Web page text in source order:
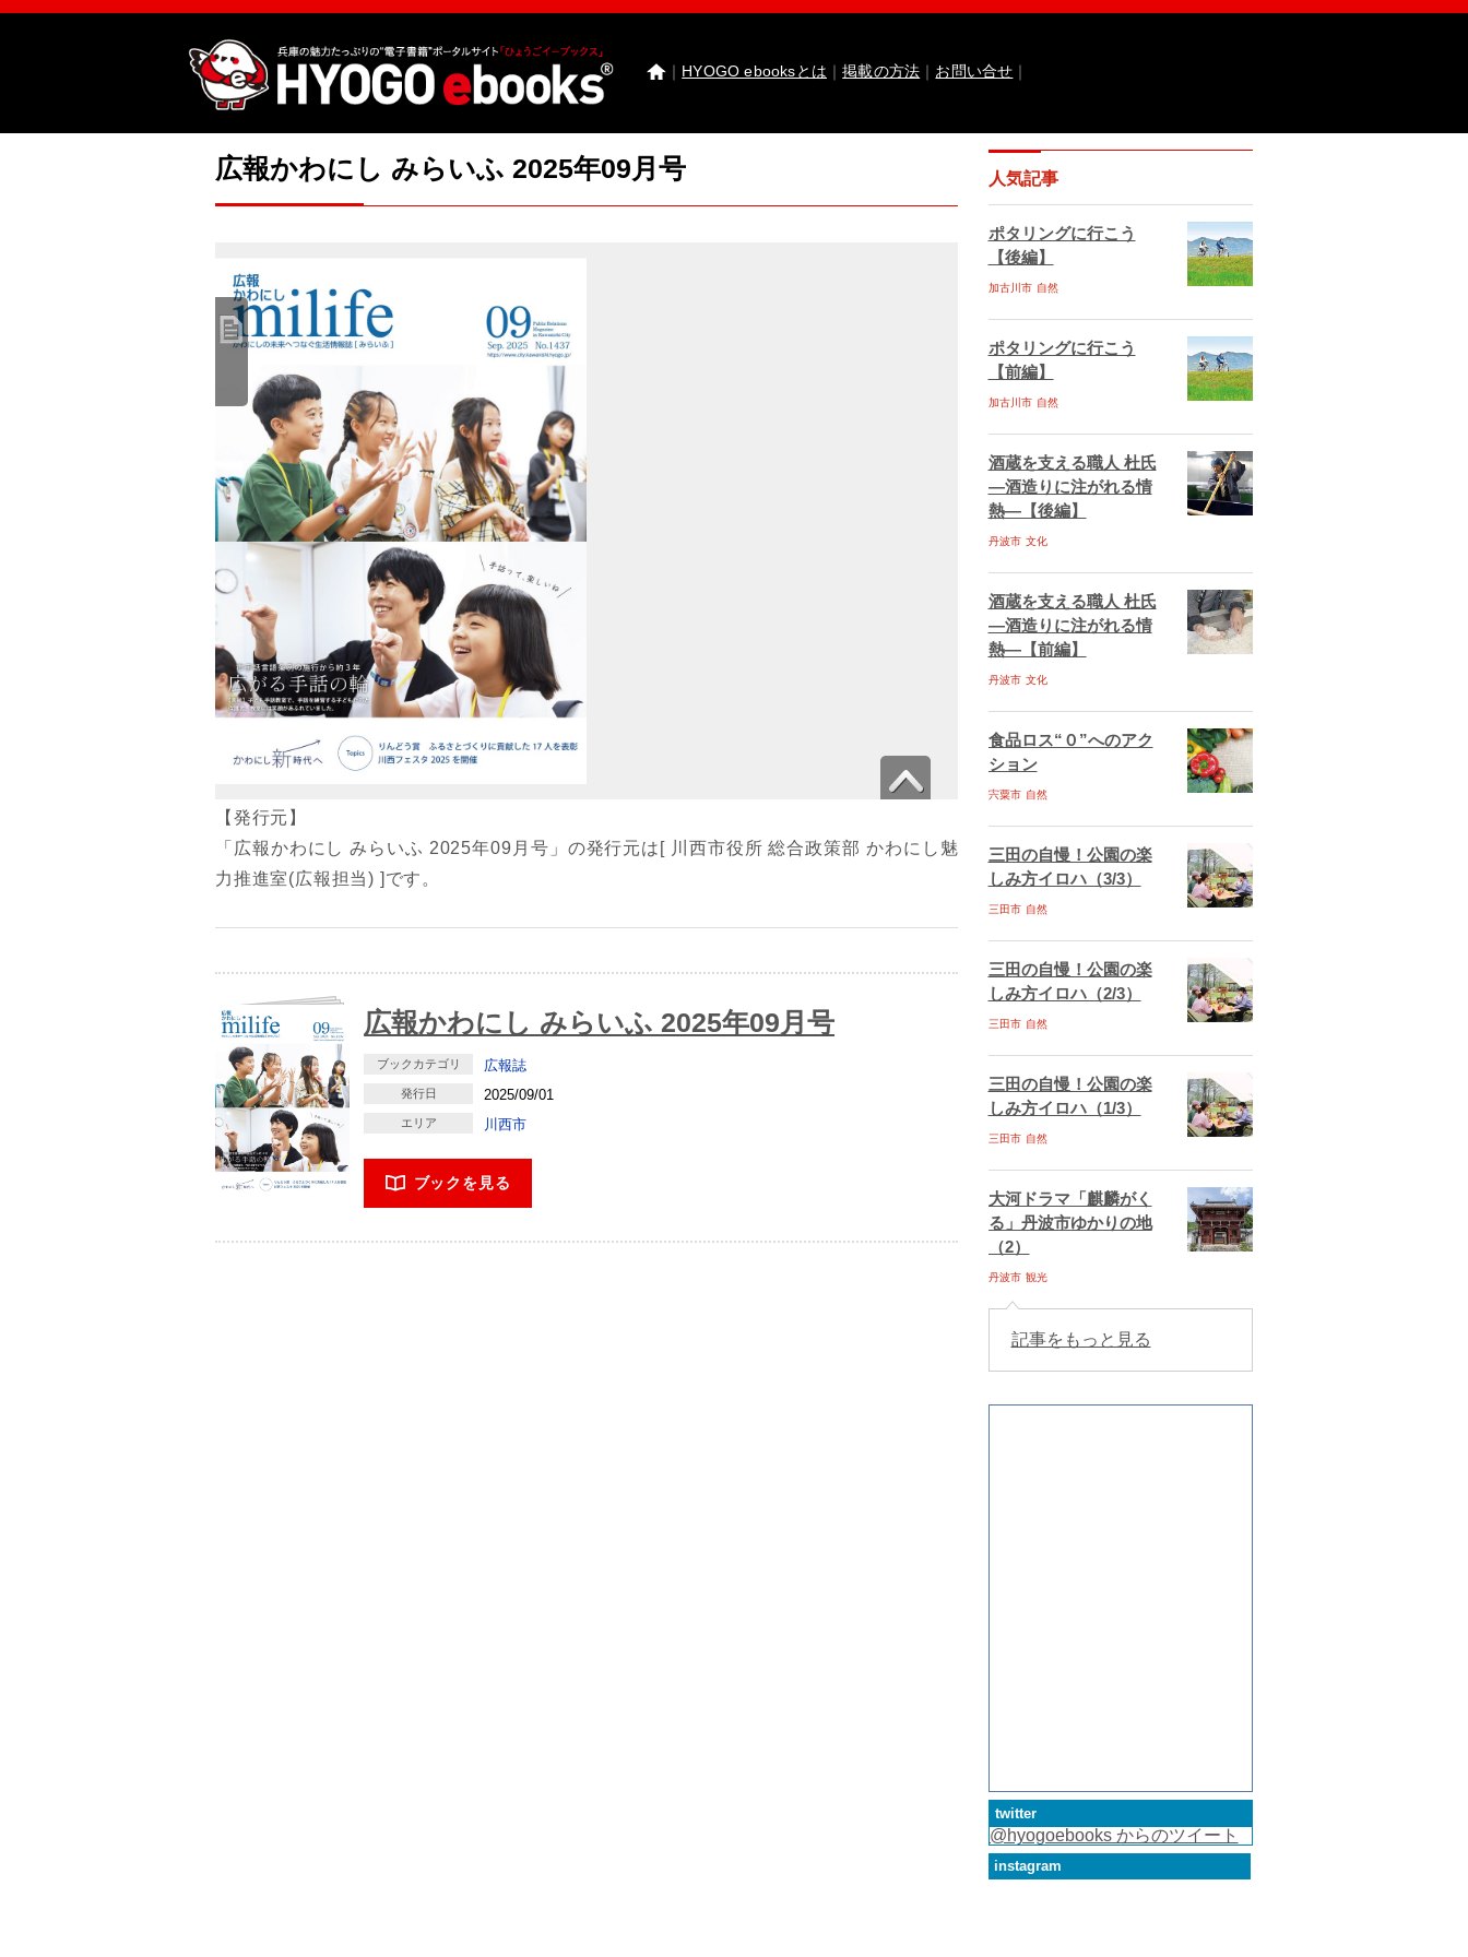
｜ HYOGO ebooksとは ｜掲載の方法 ｜ お問い合せ ｜
わたしたちのまち北播磨がもっと好きになる なるほどっ！山田錦
園田学園女子大学 園田学園女子大学短期大学部 国際交流センター
神戸市ebooks
神戸市垂水区ebooks丹波市ebooks
福崎町ebooks
多可町ebooks佐用町ebooks
西脇市ebooks
加東市ebooks川西市ebooks
宍粟市ebooks
相生市ebooks稲美町ebooks
イベント情報イベント情報掲載のお申し込み
よくある質問サイトマップ
お問い合せ
セキュリティポリシー
広報かわにし みらいふ 2025年09月号
【発行元】
「広報かわにし みらいふ 2025年09月号」の発行元は[ 川西市役所 総合政策部 かわにし魅
力推進室(広報担当) ]です。
広報かわにし みらいふ 2025年09月号
ブックカテゴリ 広報誌
発行日 2025/09/01
エリア 川西市
ブックを見る
人気記事
ポタリングに行こう
【後編】
加古川市 自然
ポタリングに行こう
【前編】
加古川市 自然
酒蔵を支える職人 杜氏
―酒造りに注がれる情
熱―【後編】
丹波市 文化
酒蔵を支える職人 杜氏
―酒造りに注がれる情
熱―【前編】
丹波市 文化
食品ロス“０”へのアク
ション
宍粟市 自然
三田の自慢！公園の楽
しみ方イロハ（3/3）
三田市 自然
三田の自慢！公園の楽
しみ方イロハ（2/3）
三田市 自然
三田の自慢！公園の楽
しみ方イロハ（1/3）
三田市 自然
大河ドラマ「麒麟がく
る」丹波市ゆかりの地
（2）
丹波市 観光
記事をもっと見る
twitter
@hyogoebooks からのツイート
instagram